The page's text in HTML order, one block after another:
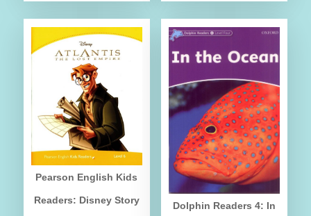
Pearson English Kids
Readers: Disney Story Dolphin Readers 4: In